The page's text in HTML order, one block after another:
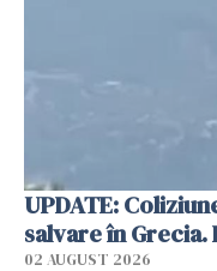
UPDATE:
salvare în
02 AUGUST 2026